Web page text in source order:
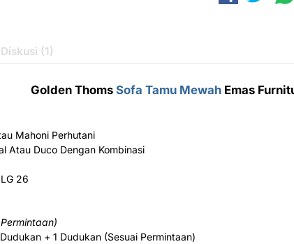
Diskusi (1)
Golden Thoms Sofa Tamu MewahEmas
Mahoni Perhutani
Atau Duco Dengan Kombinasi
26
+ 1 Dudukan (Sesuai Permintaan)